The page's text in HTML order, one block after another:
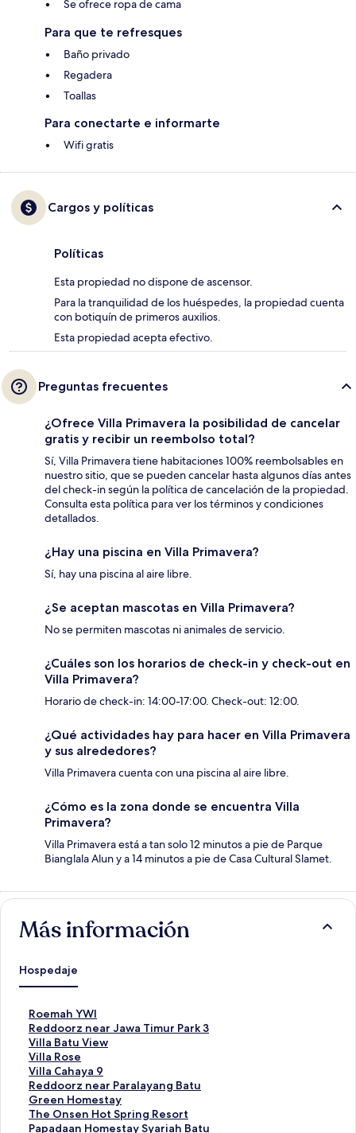
Se ofrece ropa de cama
Para que te refresques
Baño privado
Regadera
Toallas
Para conectarte e informarte
Wifi gratis
Cargos y políticas
Políticas
Esta propiedad no dispone de ascensor.
Para la tranquilidad de los huéspedes, la propiedad cuenta
con botiquín de primeros auxilios.
Esta propiedad acepta efectivo.
Preguntas frecuentes
¿Ofrece Villa Primavera la posibilidad de cancelar
gratis y recibir un reembolso total?
Sí, Villa Primavera tiene habitaciones 100% reembolsables en
nuestro sitio, que se pueden cancelar hasta algunos días antes
del check-in según la política de cancelación de la propiedad.
Consulta esta política para ver los términos y condiciones
detallados.
¿Hay una piscina en Villa Primavera?
Sí, hay una piscina al aire libre.
¿Se aceptan mascotas en Villa Primavera?
No se permiten mascotas ni animales de servicio.
¿Cuáles son los horarios de check-in y check-out en
Villa Primavera?
Horario de check-in: 14:00-17:00. Check-out: 12:00.
¿Qué actividades hay para hacer en Villa Primavera
y sus alrededores?
Villa Primavera cuenta con una piscina al aire libre.
¿Cómo es la zona donde se encuentra Villa
Primavera?
Villa Primavera está a tan solo 12 minutos a pie de Parque
Bianglala Alun y a 14 minutos a pie de Casa Cultural Slamet.
Más información
Hospedaje
Roemah YWI
E
n
l
a
c
e
p
a
r
Reddoorz near Jawa Timur Park 3
E
n
l
a
c
e
p
a
Villa Batu View
E
n
l
a
c
e
p
Villa Rose
E
n
l
a
c
e
Villa Cahaya 9
E
n
l
a
c
Reddoorz near Paralayang Batu
E
n
l
a
Green Homestay
E
n
l
The Onsen Hot Spring Resort
E
n
Papadaan Homestay Syariah Batu
E